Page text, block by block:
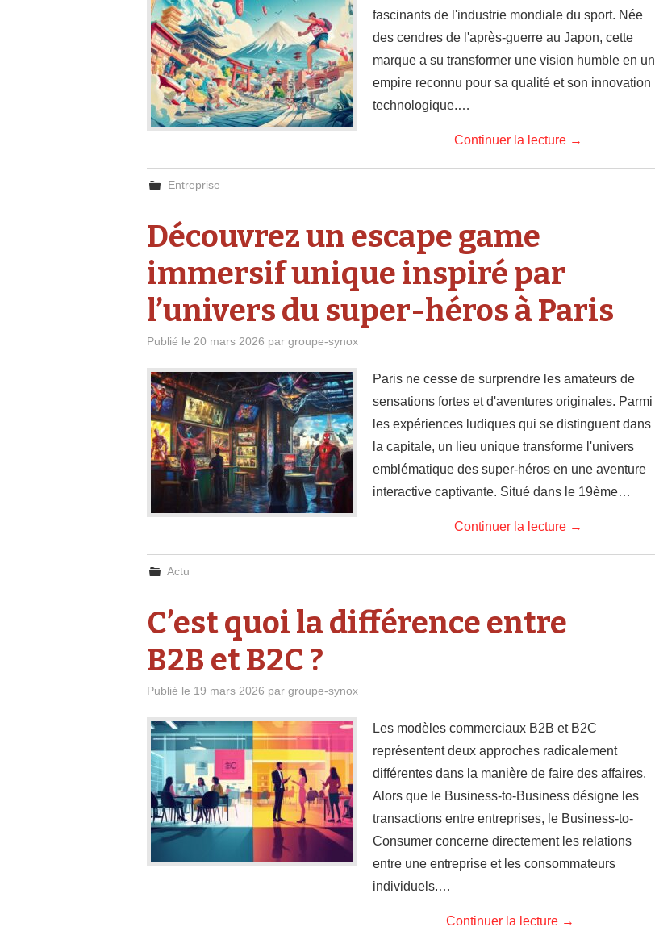
fascinants de l'industrie mondiale du sport. Née
des cendres de l'après-guerre au Japon, cette
marque a su transformer une vision humble en un
empire reconnu pour sa qualité et son innovation
technologique.…
Continuer la lecture →
Entreprise
Découvrez un escape game
immersif unique inspiré par
l’univers du super-héros à Paris
Publié le 20 mars 2026 par groupe-synox
Paris ne cesse de surprendre les amateurs de
sensations fortes et d'aventures originales. Parmi
les expériences ludiques qui se distinguent dans
la capitale, un lieu unique transforme l'univers
emblématique des super-héros en une aventure
interactive captivante. Situé dans le 19ème…
Continuer la lecture →
Actu
C’est quoi la différence entre
B2B et B2C ?
Publié le 19 mars 2026 par groupe-synox
Les modèles commerciaux B2B et B2C
représentent deux approches radicalement
différentes dans la manière de faire des affaires.
Alors que le Business-to-Business désigne les
transactions entre entreprises, le Business-to-
Consumer concerne directement les relations
entre une entreprise et les consommateurs
individuels.…
Continuer la lecture →